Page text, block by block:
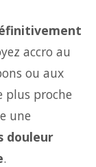
accro au
ou aux
plus proche
une
douleur
.